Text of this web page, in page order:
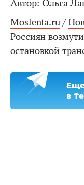
Автор: Ольга
Moslenta.ru /
Россиян
остановкой
в